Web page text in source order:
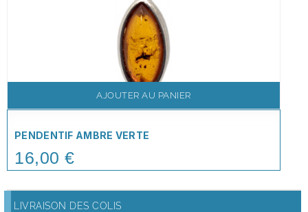
AJOUTER AU PANIER
PENDENTIF AMBRE VERTE
Price
16,00 €
LIVRAISON DES COLIS